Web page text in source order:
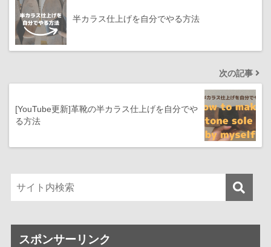
半カラス仕上げを自分でやる方法
次の記事
[YouTube更新]革靴の半カラス仕上げを自分でや
る方法
スポンサーリンク